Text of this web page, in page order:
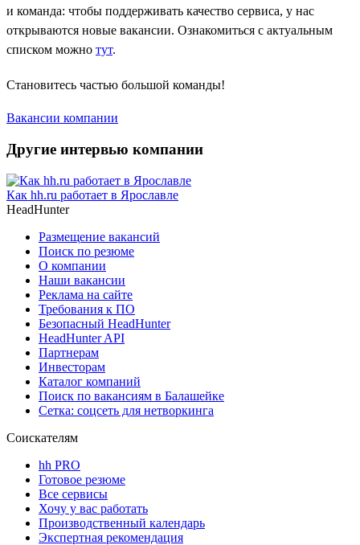
и команда: чтобы поддерживать качество сервиса, у нас
открываются новые вакансии. Ознакомиться с актуальным
списком можно тут.
Становитесь частью большой команды!
Вакансии компании
Другие интервью компании
Как hh.ru работает в Ярославле
HeadHunter
Размещение вакансий
Поиск по резюме
О компании
Наши вакансии
Реклама на сайте
Требования к ПО
Безопасный HeadHunter
HeadHunter API
Партнерам
Инвесторам
Каталог компаний
Поиск по вакансиям в Балашейке
Сетка: соцсеть для нетворкинга
Соискателям
hh PRO
Готовое резюме
Все сервисы
Хочу у вас работать
Производственный календарь
Экспертная рекомендация